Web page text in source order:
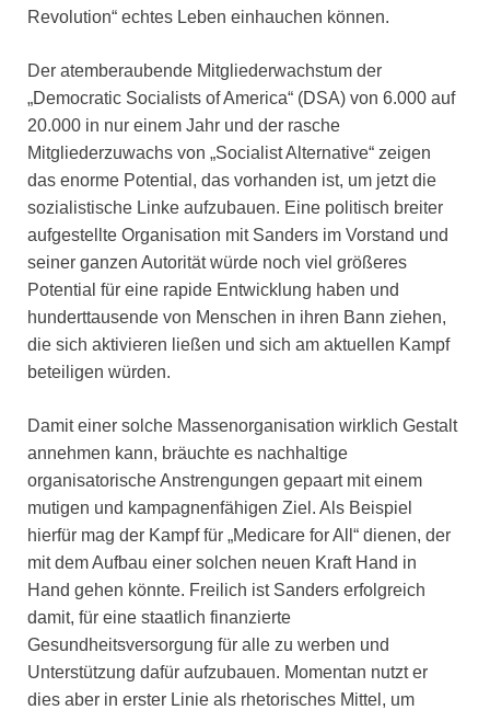
Revolution“ echtes Leben einhauchen können.
Der atemberaubende Mitgliederwachstum der
„Democratic Socialists of America“ (DSA) von 6.000 auf
20.000 in nur einem Jahr und der rasche
Mitgliederzuwachs von „Socialist Alternative“ zeigen
das enorme Potential, das vorhanden ist, um jetzt die
sozialistische Linke aufzubauen. Eine politisch breiter
aufgestellte Organisation mit Sanders im Vorstand und
seiner ganzen Autorität würde noch viel größeres
Potential für eine rapide Entwicklung haben und
hunderttausende von Menschen in ihren Bann ziehen,
die sich aktivieren ließen und sich am aktuellen Kampf
beteiligen würden.
Damit einer solche Massenorganisation wirklich Gestalt
annehmen kann, bräuchte es nachhaltige
organisatorische Anstrengungen gepaart mit einem
mutigen und kampagnenfähigen Ziel. Als Beispiel
hierfür mag der Kampf für „Medicare for All“ dienen, der
mit dem Aufbau einer solchen neuen Kraft Hand in
Hand gehen könnte. Freilich ist Sanders erfolgreich
damit, für eine staatlich finanzierte
Gesundheitsversorgung für alle zu werben und
Unterstützung dafür aufzubauen. Momentan nutzt er
dies aber in erster Linie als rhetorisches Mittel, um